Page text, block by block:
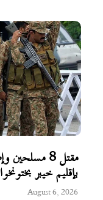
بإقليم خيبر بختونخوا
August 6, 2026